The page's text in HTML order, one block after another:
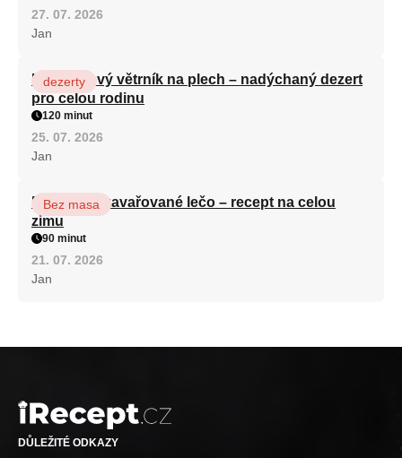
27. 07. 2026
Jan
Karamelový větrník na plech – nadýchaný dezert
pro celou rodinu
dezerty
120 minut
25. 07. 2026
Jan
Babiččino zavařované lečo – recept na celou
zimu
Bez masa
90 minut
21. 07. 2026
Jan
DŮLEŽITÉ ODKAZY